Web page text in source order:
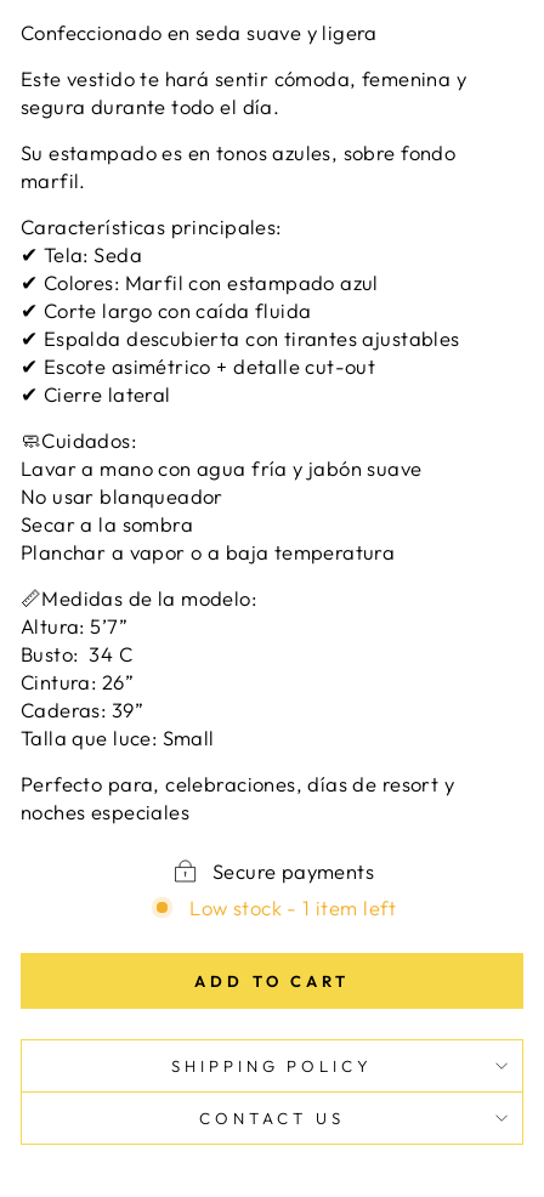
Confeccionado en seda suave y ligera
Este vestido te hará sentir cómoda, femenina y
segura durante todo el día.
Su estampado es en tonos azules, sobre fondo
marfil.
Características principales:
✔ Tela: Seda
✔ Colores: Marfil con estampado azul
✔ Corte largo con caída fluida
✔ Espalda descubierta con tirantes ajustables
✔ Escote asimétrico + detalle cut-out
✔ Cierre lateral
🧼Cuidados:
Lavar a mano con agua fría y jabón suave
No usar blanqueador
Secar a la sombra
Planchar a vapor o a baja temperatura
📏Medidas de la modelo:
Altura: 5’7”
Busto: 34 C
Cintura: 26”
Caderas: 39”
Talla que luce: Small
Perfecto para, celebraciones, días de resort y
noches especiales
Secure payments
Low stock - 1 item left
ADD TO CART
SHIPPING POLICY
CONTACT US